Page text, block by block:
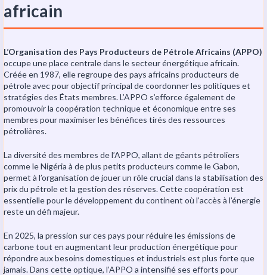
africain
L’Organisation des Pays Producteurs de Pétrole Africains (APPO)
occupe une place centrale dans le secteur énergétique africain.
Créée en 1987, elle regroupe des pays africains producteurs de
pétrole avec pour objectif principal de coordonner les politiques et
stratégies des États membres. L’APPO s’efforce également de
promouvoir la coopération technique et économique entre ses
membres pour maximiser les bénéfices tirés des ressources
pétrolières.
La diversité des membres de l’APPO, allant de géants pétroliers
comme le Nigéria à de plus petits producteurs comme le Gabon,
permet à l’organisation de jouer un rôle crucial dans la stabilisation des
prix du pétrole et la gestion des réserves. Cette coopération est
essentielle pour le développement du continent où l’accès à l’énergie
reste un défi majeur.
En 2025, la pression sur ces pays pour réduire les émissions de
carbone tout en augmentant leur production énergétique pour
répondre aux besoins domestiques et industriels est plus forte que
jamais. Dans cette optique, l’APPO a intensifié ses efforts pour